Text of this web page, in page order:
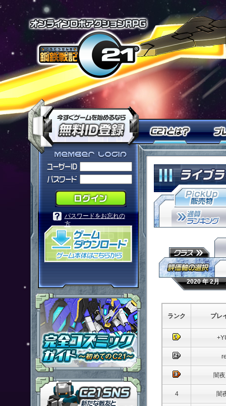
オンライン
Ｃ２１
今すぐ「鋼鉄戦記Ｃ２１」
「鋼鉄戦記Ｃ２１」メンバーロ
パスワードをお忘れの
方
「鋼鉄戦記Ｃ２１」ゲームダウン
2020 年 2月
ランク プレ
闇
4 闇
「鋼鉄戦記Ｃ２１」ＳＮＳ